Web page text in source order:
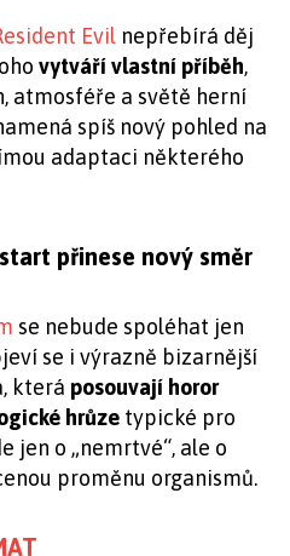
Evil nepřebírá děj
vytváří vlastní příběh,
atmosféře a světě herní
spíš nový pohled na
adaptaci některého
přinese nový směr
se nebude spoléhat jen
se i výrazně bizarnější
která posouvají horor
hrůze typické pro
jen o „nemrtvé“, ale o
proměnu organismů.